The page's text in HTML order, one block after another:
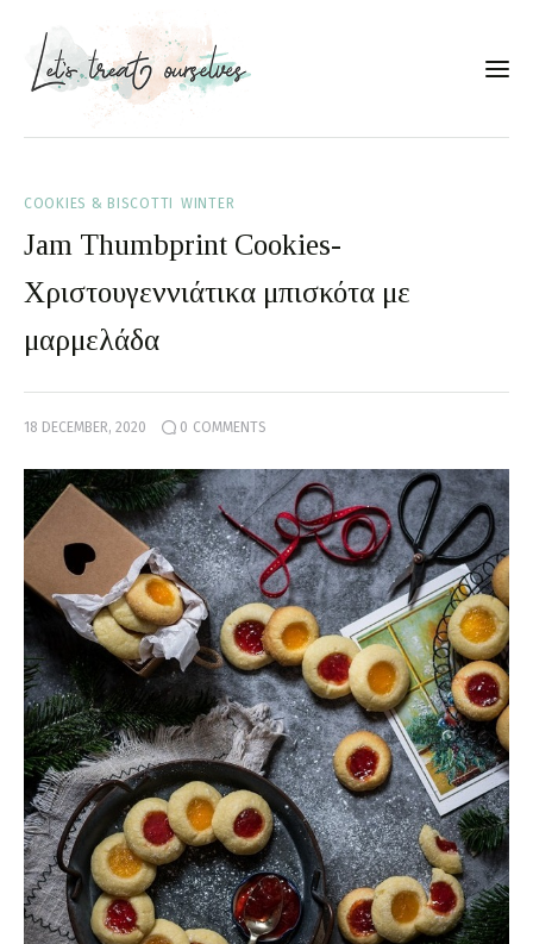
Services
Food photography tips
Συνεργασίες
Moments of Mine
FAQ
COOKIES & BISCOTTI WINTER
Jam Thumbprint Cookies-
Χριστουγεννιάτικα μπισκότα με
μαρμελάδα
18 DECEMBER, 2020 0 COMMENTS